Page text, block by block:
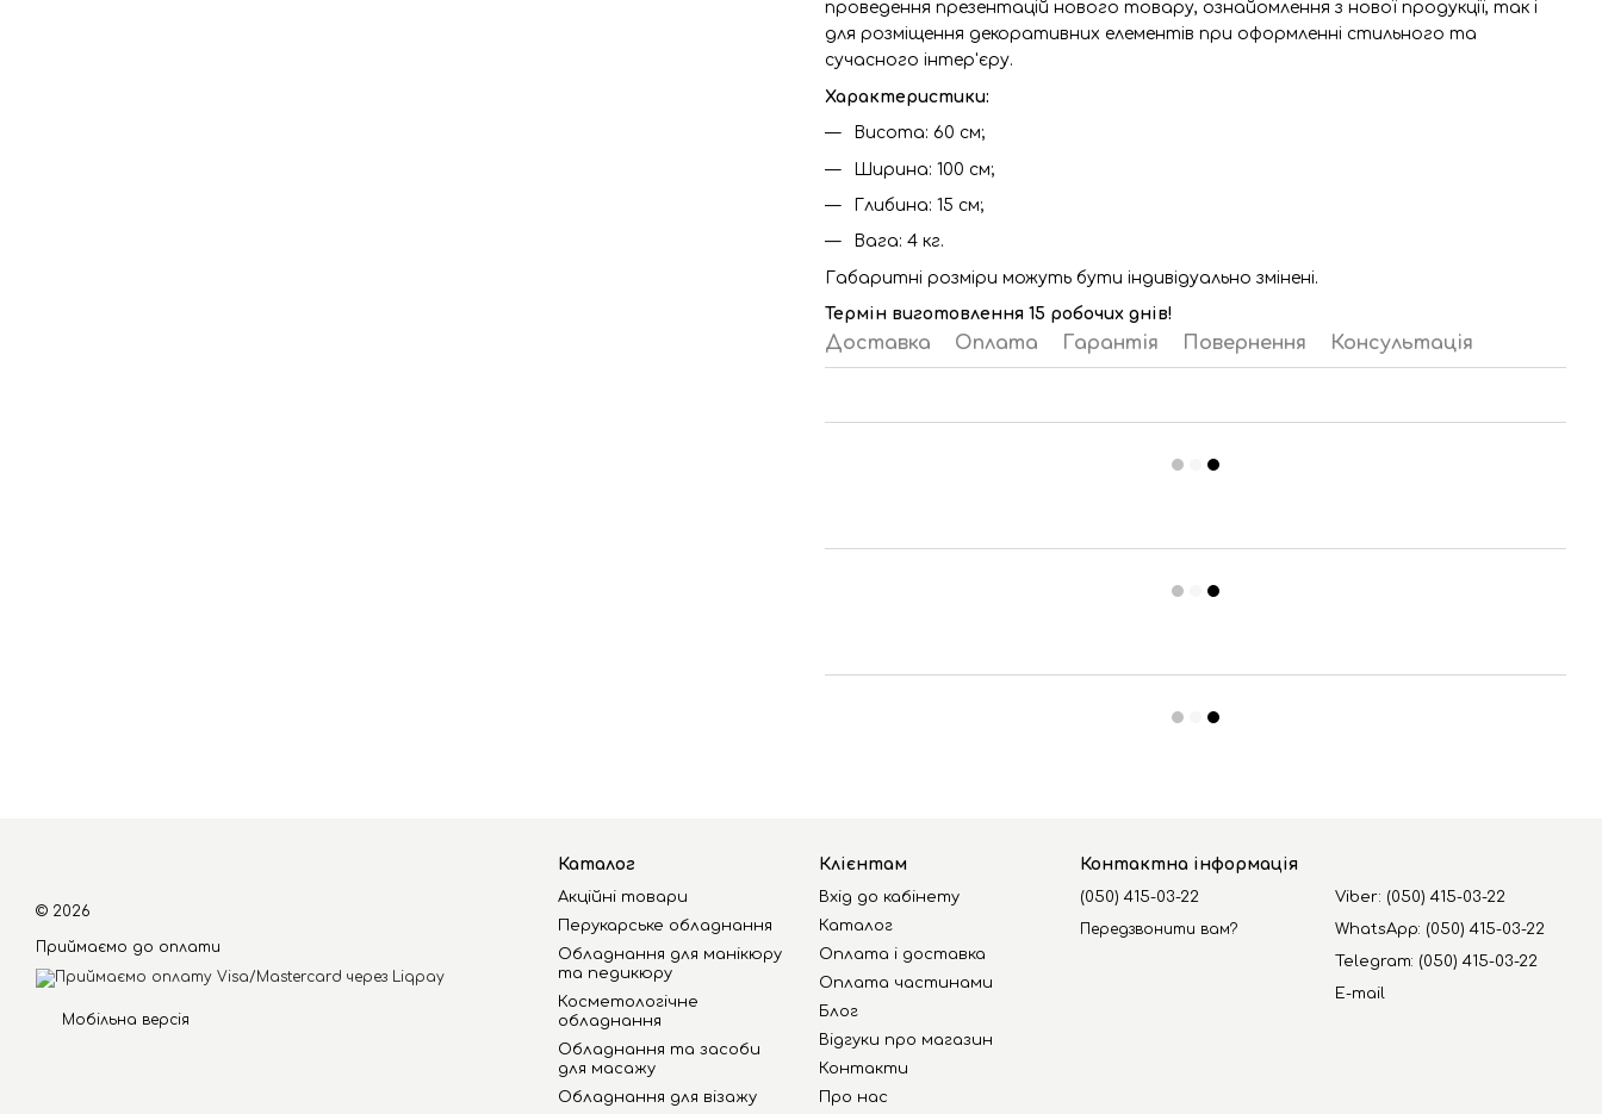
проведення презентацій нового товару, ознайомлення з нової продукції, так і
для розміщення декоративних елементів при оформленні стильного та
сучасного інтер'єру.
Характеристики:
Висота: 60 см;
Ширина: 100 см;
Глибина: 15 см;
Вага: 4 кг.
Габаритні розміри можуть бути індивідуально змінені.
Термін виготовлення 15 робочих днів!
Доставка Оплата Гарантія Повернення Консультація
© 2026
Приймаємо до оплати
Мобільна версія
Каталог
Акційні товари
Перукарське обладнання
Обладнання для манікюру
та педикюру
Косметологічне
обладнання
Обладнання та засоби
для масажу
Обладнання для візажу
Клієнтам
Вхід до кабінету
Каталог
Оплата і доставка
Оплата частинами
Блог
Відгуки про магазин
Контакти
Про нас
Контактна інформація
(050) 415-03-22
Передзвонити вам?
Viber: (050) 415-03-22
WhatsApp: (050) 415-03-22
Telegram: (050) 415-03-22
E-mail